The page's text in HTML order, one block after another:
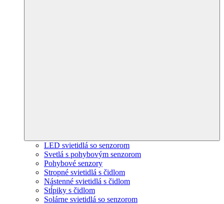
LED svietidlá so senzorom
Svetlá s pohybovým senzorom
Pohybové senzory
Stropné svietidlá s čidlom
Nástenné svietidlá s čidlom
Stĺpiky s čidlom
Solárne svietidlá so senzorom